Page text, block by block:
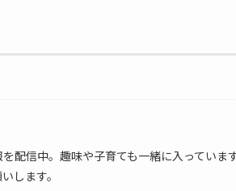
配信中。趣味や子育ても一緒に入っていま
します。